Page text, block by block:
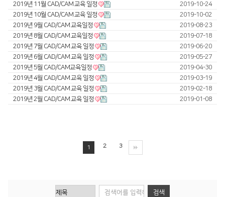
국내지사
해외지사
PS Conversion
Gantry∨
FO Series
HD Gantry Series
Tube∨
재무정보
IR 자료실
사회공헌
사회공헌개요
사회공헌활동
2019년 11월 CAD/CAM 교육 일정
2019-10-24
2019년 10월 CAD/CAM 교육 일정
2019-10-02
2019년 9월 CAD/CAM 교육일정
2019-08-23
2019년 8월 CAD/CAM 교육일정
2019-07-18
2019년 7월 CAD/CAM 교육 일정
2019-06-20
2019년 6월 CAD/CAM 교육 일정
2019-05-27
2019년 5월 CAD/CAM교육일정
2019-04-30
2019년 4월 CAD/CAM 교육 일정
2019-03-19
2019년 3월 CAD/CAM 교육 일정
2019-02-18
2019년 2월 CAD/CAM 교육 일정
2019-01-08
1 2 3